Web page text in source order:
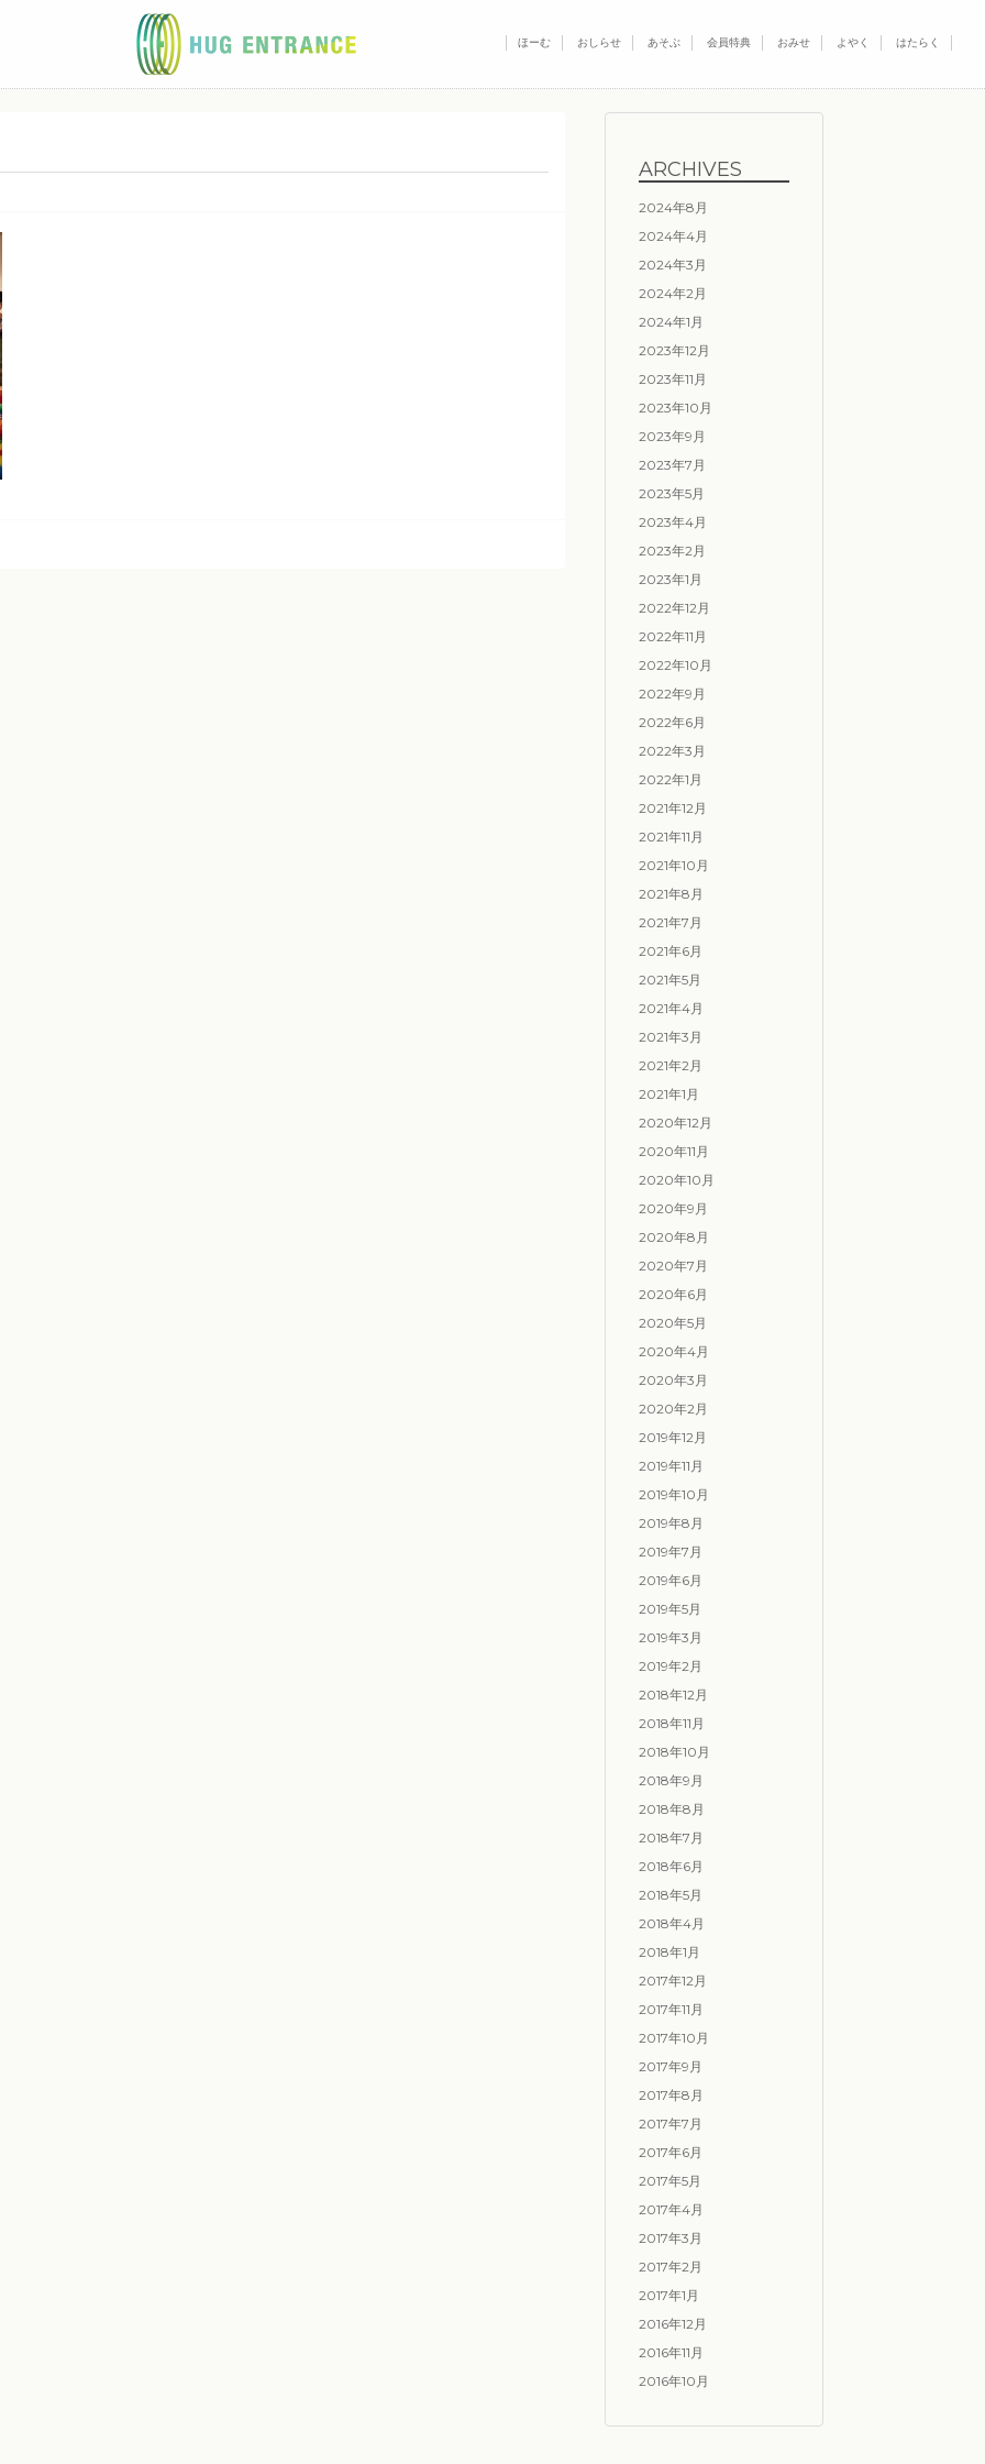
ほーむ おしらせ あそぶ 会員特典 おみせ よやく はたらく
ARCHIVES
2024年8月
2024年4月
2024年3月
2024年2月
2024年1月
2023年12月
2023年11月
2023年10月
2023年9月
2023年7月
2023年5月
2023年4月
2023年2月
2023年1月
2022年12月
2022年11月
2022年10月
2022年9月
2022年6月
2022年3月
2022年1月
2021年12月
2021年11月
2021年10月
2021年8月
2021年7月
2021年6月
2021年5月
2021年4月
2021年3月
2021年2月
2021年1月
2020年12月
2020年11月
2020年10月
2020年9月
2020年8月
2020年7月
2020年6月
2020年5月
2020年4月
2020年3月
2020年2月
2019年12月
2019年11月
2019年10月
2019年8月
2019年7月
2019年6月
2019年5月
2019年3月
2019年2月
2018年12月
2018年11月
2018年10月
2018年9月
2018年8月
2018年7月
2018年6月
2018年5月
2018年4月
2018年1月
2017年12月
2017年11月
2017年10月
2017年9月
2017年8月
2017年7月
2017年6月
2017年5月
2017年4月
2017年3月
2017年2月
2017年1月
2016年12月
2016年11月
2016年10月